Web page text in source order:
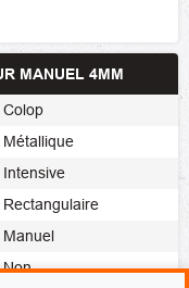
MANUEL 4MM
Colop
Métallique
Intensive
Rectangulaire
Manuel
Non